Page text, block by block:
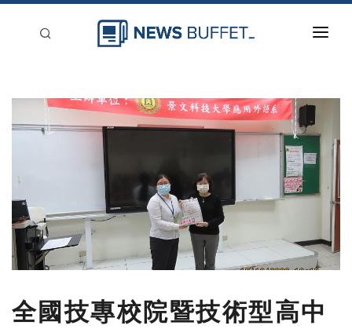
新聞稿分類
全國技專校院暨技術型高中